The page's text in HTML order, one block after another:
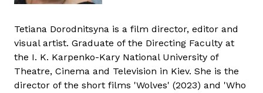
Tetiana Dorodnitsyna is a film director, editor and
visual artist. Graduate of the Directing Faculty at
the I. K. Karpenko-Kary National University of
Theatre, Cinema and Television in Kiev. She is the
director of the short films 'Wolves' (2023) and 'Who